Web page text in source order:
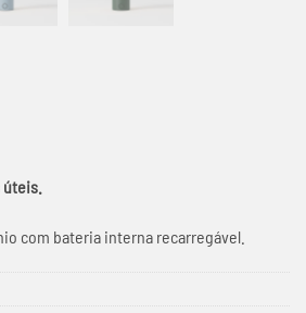
úteis.
com bateria interna recarregável.